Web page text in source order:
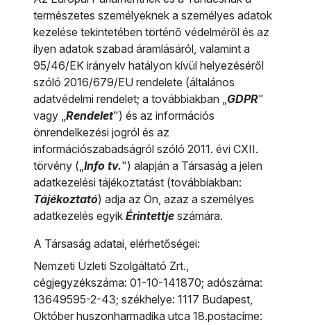
természetes személyeknek a személyes adatok
kezelése tekintetében történő védelméről és az
ilyen adatok szabad áramlásáról, valamint a
95/46/EK irányelv hatályon kívül helyezéséről
szóló 2016/679/EU rendelete (általános
adatvédelmi rendelet; a továbbiakban „GDPR"
vagy „Rendelet") és az információs
önrendelkezési jogról és az
információszabadságról szóló 2011. évi CXII.
törvény („Info tv.") alapján a Társaság a jelen
adatkezelési tájékoztatást (továbbiakban:
Tájékoztató) adja az Ön, azaz a személyes
adatkezelés egyik Érintettje számára.
A Társaság adatai, elérhetőségei:
Nemzeti Üzleti Szolgáltató Zrt.,
cégjegyzékszáma: 01-10-141870; adószáma:
13649595-2-43; székhelye: 1117 Budapest,
Október huszonharmadika utca 18.postacíme: